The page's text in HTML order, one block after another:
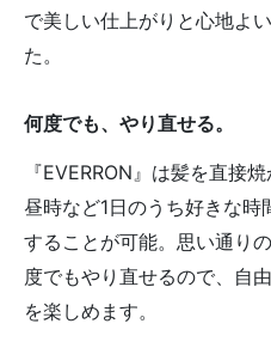
で美しい仕上がりと心地よ
た。
何度でも、やり直せる。
『EVERRON』は髪を直接
昼時など1日のうち好きな時
することが可能。思い通り
度でもやり直せるので、自
を楽しめます。